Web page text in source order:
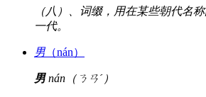
（八）、词缀，用在某些朝代名
一代。
男 （nán）
男nán（ㄋㄢˊ）